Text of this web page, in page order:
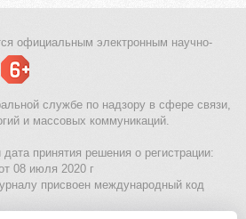
официальным электронным научно-
службе по надзору в сфере связи,
и массовых коммуникаций.
принятия решения о регистрации:
08 июля 2020 г
присвоен международный код